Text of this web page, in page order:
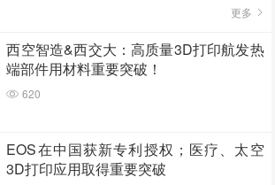
更多
西空智造&西交大：高质量3D打印航发热
端部件用材料重要突破！
620
EOS在中国获新专利授权；医疗、太空
3D打印应用取得重要突破